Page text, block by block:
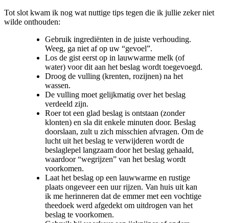
Tot slot kwam ik nog wat nuttige tips tegen die ik jullie zeker niet
wilde onthouden:
Gebruik ingrediënten in de juiste verhouding.
Weeg, ga niet af op uw “gevoel”.
Los de gist eerst op in lauwwarme melk (of
water) voor dit aan het beslag wordt toegevoegd.
Droog de vulling (krenten, rozijnen) na het
wassen.
De vulling moet gelijkmatig over het beslag
verdeeld zijn.
Roer tot een glad beslag is ontstaan (zonder
klonten) en sla dit enkele minuten door. Beslag
doorslaan, zult u zich misschien afvragen. Om de
lucht uit het beslag te verwijderen wordt de
beslaglepel langzaam door het beslag gehaald,
waardoor “wegrijzen” van het beslag wordt
voorkomen.
Laat het beslag op een lauwwarme en rustige
plaats ongeveer een uur rijzen. Van huis uit kan
ik me herinneren dat de emmer met een vochtige
theedoek werd afgedekt om uitdrogen van het
beslag te voorkomen.